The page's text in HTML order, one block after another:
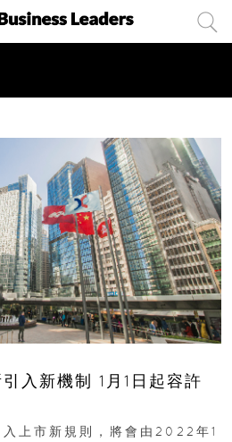
1月1日起容許
上市新規則，將會由2022年1